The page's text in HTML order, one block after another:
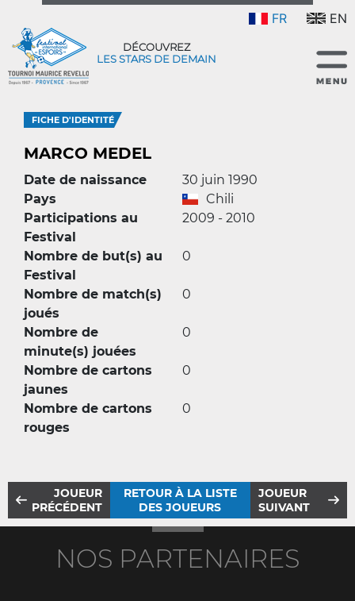
FR EN
DÉCOUVREZ
LES STARS DE DEMAIN
FICHE D'IDENTITÉ
MARCO MEDEL
Date de naissance
30 juin 1990
Pays
Chili
Participations au
Festival
2009 - 2010
Nombre de but(s) au
Festival
0
Nombre de match(s)
joués
0
Nombre de
minute(s) jouées
0
Nombre de cartons
jaunes
0
Nombre de cartons
rouges
0
JOUEUR
PRÉCÉDENT
RETOUR À LA LISTE
DES JOUEURS
JOUEUR
SUIVANT
NOS PARTENAIRES